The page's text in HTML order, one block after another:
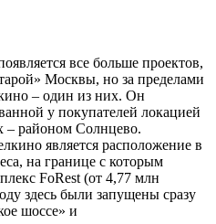
все больше проектов,
Москвы, но за пределами
– один из них. Он
у покупателей локацией
– районом Солнцево.
является расположение в
на границе с которым
FoRest (от 4,77 млн
здесь были запущены сразу
шоссе» и